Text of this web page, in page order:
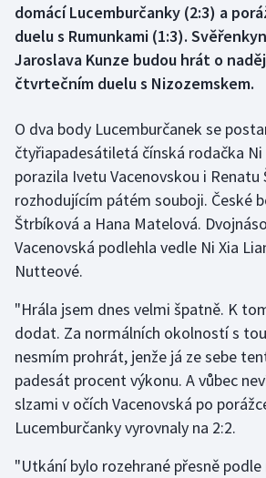
Box
Curling
Florbal
Futsal
Gymnastika
Házená
Jezdectví
Judo
Krasobruslení
domácí Lucemburčanky (2:3) a
duelu s Rumunkami (1:3).
Jaroslava Kunze budou hrát o
čtvrtečním duelu s Nizozemskem.
O dva body Lucemburčanek se
čtyřiapadesátiletá čínská rodačka Ni
porazila Ivetu Vacenovskou i
rozhodujícím pátém souboji. České
Štrbíková a Hana Matelová.
Vacenovská podlehla vedle Ni Xia
Nutteové.
"Hrála jsem dnes velmi špatně. K
dodat. Za normálních okolností s
nesmím prohrát, jenže já ze sebe
padesát procent výkonu. A vůbec
slzami v očích Vacenovská po
Lucemburčanky vyrovnaly na 2:2.
"Utkání bylo rozehrané přesně podle